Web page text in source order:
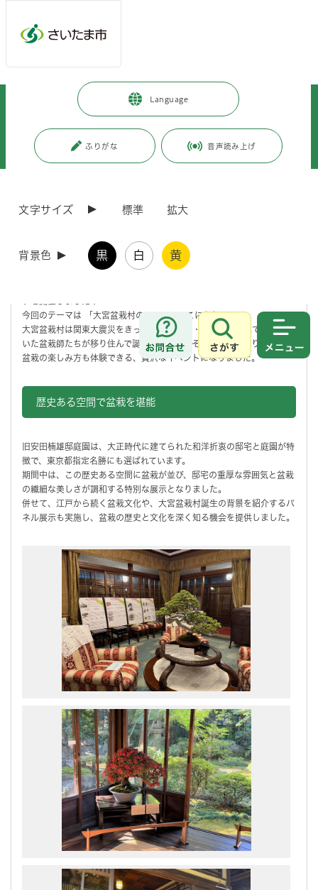
Language
ふりがな 音声読み上げ
文字サイズ 標準 拡大
背景色 黒 白 黄
お問合せ
さがす
観光・スポーツ・文化 > 文化・芸術
さいたま市の取り組み
【イベントレポート】旧安田楠雄邸庭園で盆栽と歴史を楽しむ特別な5日
令和7年11月1日（土曜日）から5日（水曜日）まで、東京都文京区の
今回のテーマは
「大宮盆栽村のルーツ、ここにあり！」。
大宮盆栽村は関東大震災をきっかけに、東京・駒込や千駄木で活躍して
いた盆栽師たちが移り住んで誕生した場所。その歴史をたどりながら、
盆栽の楽しみ方も体験できる、贅沢なイベントになりました。
歴史ある空間で盆栽を堪能
旧安田楠雄邸庭園は、大正時代に建てられた和洋折衷の邸宅と庭園が特
徴で、東京都指定名勝にも選ばれています。
期間中は、この歴史ある空間に盆栽が並び、邸宅の重厚な雰囲気と盆栽
の繊細な美しさが調和する特別な展示となりました。
併せて、江戸から続く盆栽文化や、大宮盆栽村誕生の背景を紹介するパ
ネル展示も実施し、盆栽の歴史と文化を深く知る機会を提供しました。